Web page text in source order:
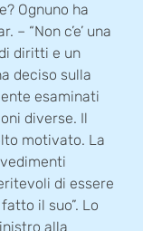
Ognuno ha
– “Non c’e’ una
di diritti e un
deciso sulla
esaminati
diverse. Il
motivato. La
di essere
il suo”. Lo
alla